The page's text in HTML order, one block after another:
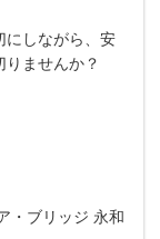
にしながら、安
ませんか？
・ブリッジ 永和